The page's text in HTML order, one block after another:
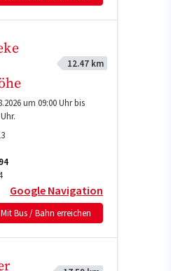
12.47 km
um 09:00 Uhr bis
Google Navigation
Mit Bus / Bahn erreichen